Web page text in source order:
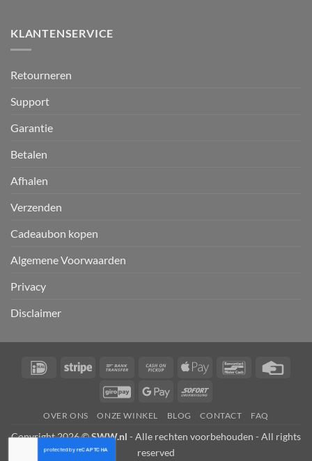
KLANTENSERVICE
Retourneren
Support
Garantie
Betalen
Afhalen
Verzenden
Cadeaubon kopen
Algemene Voorwaarden
Privacy
Disclaimer
IDeal Stripe
Bank
Cash
Pickup
Apple
Bancontact
GiroPay Google
Sofort
OVER ONS ONZE WINKEL BLOG CONTACT FAQ
Copyright 2026 ©SWW.nl - Alle rechten voorbehouden - All rights
reserved